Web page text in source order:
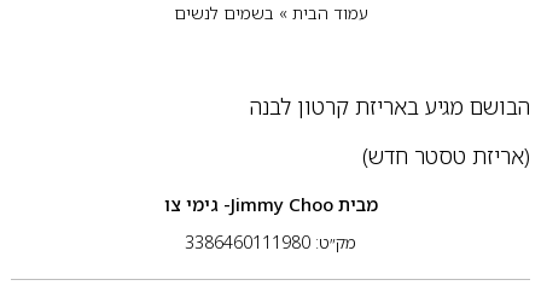
עמוד הבית» בשמים לנשים
הבושם מגיע באריזת קרטון לבנה
(אריזת טסטר חדש)
מבית Jimmy Choo- גימי צו
מק״ט: 3386460111980